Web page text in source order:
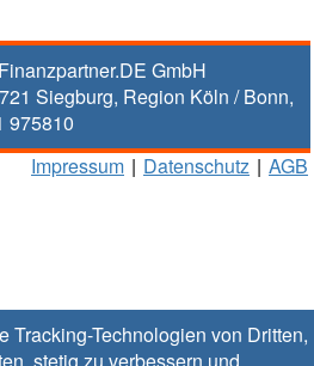
Tracking-Technologien von Dritten,
Finanzpartner.DE GmbH
Siegburg, Region Köln / Bonn,
975810
Impressum | Datenschutz | AGB